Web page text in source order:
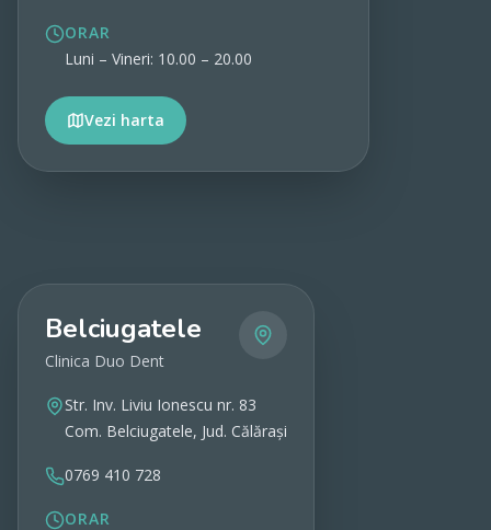
ORAR
Luni – Vineri: 10.00 – 20.00
Vezi harta
Vezi detalii
Belciugatele
Clinica Duo Dent
Str. Inv. Liviu Ionescu nr. 83
Com. Belciugatele, Jud. Călărași
0769 410 728
ORAR